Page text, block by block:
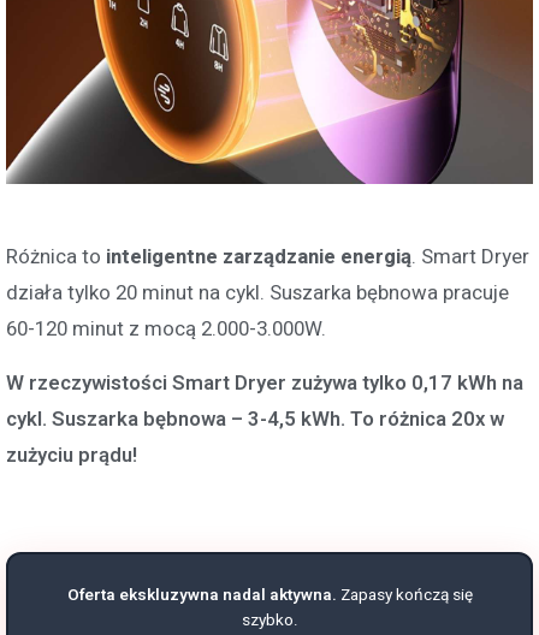
Różnica to inteligentne zarządzanie energią. Smart Dryer
działa tylko 20 minut na cykl. Suszarka bębnowa pracuje
60-120 minut z mocą 2.000-3.000W.
W rzeczywistości Smart Dryer zużywa tylko 0,17 kWh na
cykl. Suszarka bębnowa – 3-4,5 kWh. To różnica 20x w
zużyciu prądu!
Oferta ekskluzywna nadal aktywna. Zapasy kończą się
szybko.